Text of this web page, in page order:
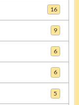
16
9
6
6
5